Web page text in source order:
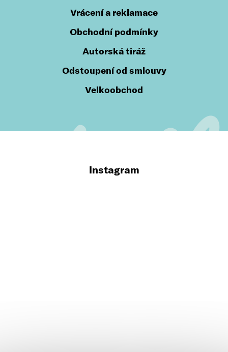
Vrácení a reklamace
Obchodní podmínky
Autorská tiráž
Odstoupení od smlouvy
Velkoobchod
Instagram